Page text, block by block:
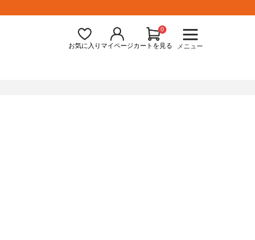
お気に入りマイページカートを見る
0
メニュー